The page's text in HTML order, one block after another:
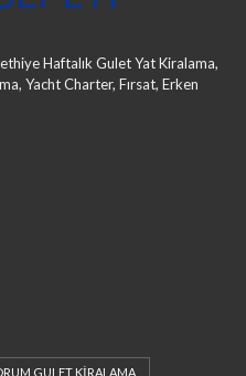
Haftalık Gulet Yat Kiralama,
Yacht Charter, Fırsat, Erken
GULET KIRALAMA